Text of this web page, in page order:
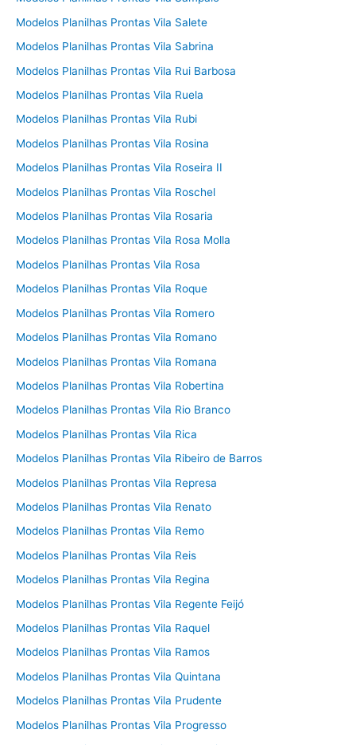
Modelos Planilhas Prontas Vila Salete
Modelos Planilhas Prontas Vila Sabrina
Modelos Planilhas Prontas Vila Rui Barbosa
Modelos Planilhas Prontas Vila Ruela
Modelos Planilhas Prontas Vila Rubi
Modelos Planilhas Prontas Vila Rosina
Modelos Planilhas Prontas Vila Roseira II
Modelos Planilhas Prontas Vila Roschel
Modelos Planilhas Prontas Vila Rosaria
Modelos Planilhas Prontas Vila Rosa Molla
Modelos Planilhas Prontas Vila Rosa
Modelos Planilhas Prontas Vila Roque
Modelos Planilhas Prontas Vila Romero
Modelos Planilhas Prontas Vila Romano
Modelos Planilhas Prontas Vila Romana
Modelos Planilhas Prontas Vila Robertina
Modelos Planilhas Prontas Vila Rio Branco
Modelos Planilhas Prontas Vila Rica
Modelos Planilhas Prontas Vila Ribeiro de Barros
Modelos Planilhas Prontas Vila Represa
Modelos Planilhas Prontas Vila Renato
Modelos Planilhas Prontas Vila Remo
Modelos Planilhas Prontas Vila Reis
Modelos Planilhas Prontas Vila Regina
Modelos Planilhas Prontas Vila Regente Feijó
Modelos Planilhas Prontas Vila Raquel
Modelos Planilhas Prontas Vila Ramos
Modelos Planilhas Prontas Vila Quintana
Modelos Planilhas Prontas Vila Prudente
Modelos Planilhas Prontas Vila Progresso